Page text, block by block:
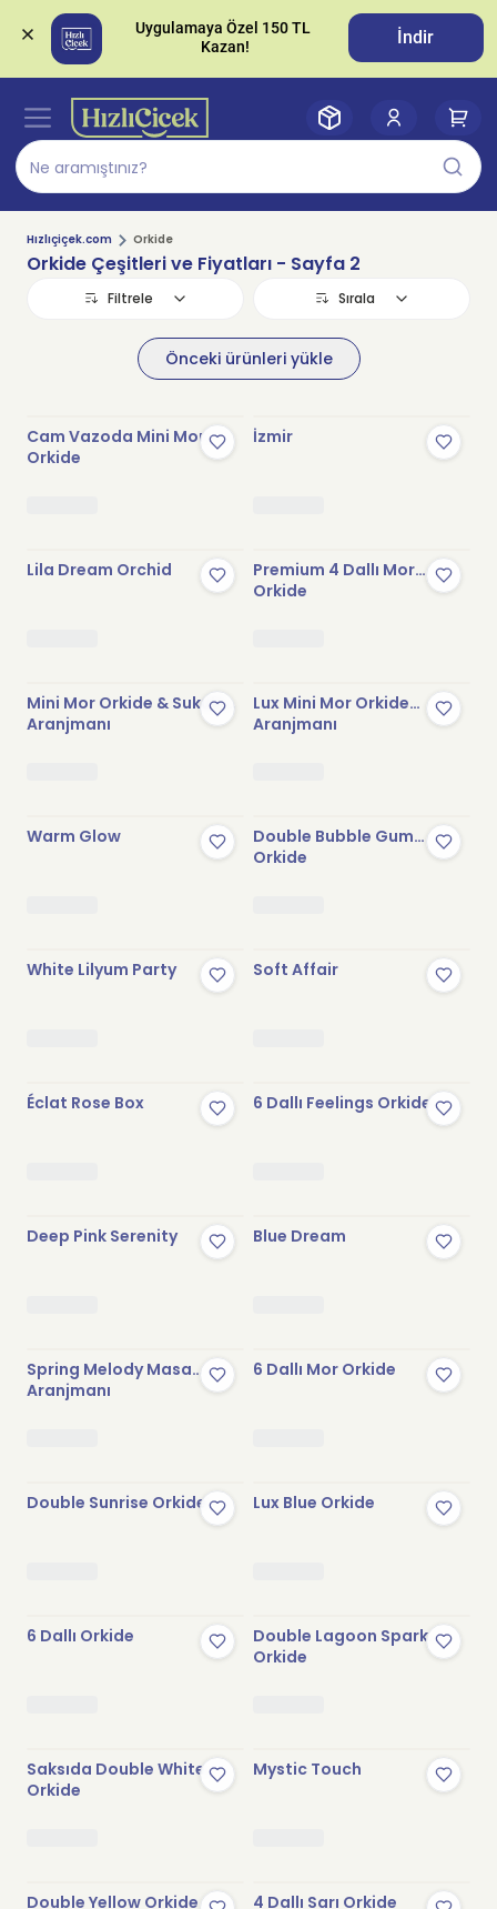
Uygulamaya Özel 150 TL
İndir
Hızlıçiçek.com Orkide
Orkide Çeşitleri ve Fiyatları - Sayfa 2
Filtrele Sırala
Önceki ürünleri yükle
Cam Vazoda Mini Mor
Orkide
İzmir
Lila Dream Orchid
Premium 4 Dallı Mor
Orkide
Mini Mor Orkide & Sukulent
Aranjmanı
Lux Mini Mor Orkide
Aranjmanı
Warm Glow
Double Bubble Gum
Orkide
White Lilyum Party Soft Affair
Éclat Rose Box 6 Dallı Feelings Orkide
Deep Pink Serenity Blue Dream
Spring Melody Masa
Aranjmanı
6 Dallı Mor Orkide
Double Sunrise Orkide Lux Blue Orkide
6 Dallı Orkide
Double Lagoon Spark
Orkide
Saksıda Double White
Orkide
Mystic Touch
Double Yellow Orkide 4 Dallı Sarı Orkide